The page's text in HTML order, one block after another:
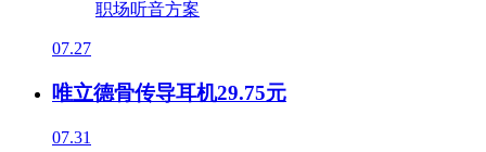
07.27
唯立德骨传导耳机29.75元
07.31